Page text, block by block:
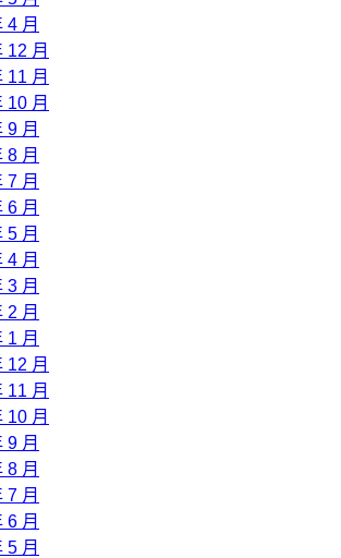
4 月
12 月
11 月
10 月
9 月
8 月
7 月
6 月
5 月
4 月
3 月
2 月
1 月
12 月
11 月
10 月
9 月
8 月
7 月
6 月
5 月